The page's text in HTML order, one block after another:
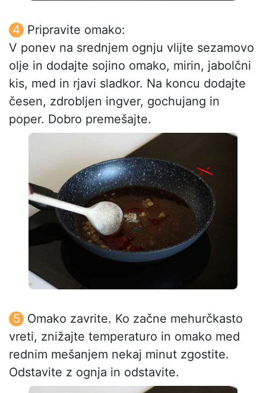
Pripravite omako:
V ponev na srednjem ognju vlijte sezamovo
olje in dodajte sojino omako, mirin, jabolčni
kis, med in rjavi sladkor. Na koncu dodajte
česen, zdrobljen ingver, gochujang in
poper. Dobro premešajte.
Omako zavrite. Ko začne mehurčkasto
vreti, znižajte temperaturo in omako med
rednim mešanjem nekaj minut zgostite.
Odstavite z ognja in odstavite.